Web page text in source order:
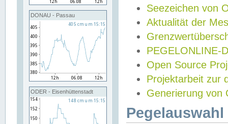
DONAU - Passau
ODER - Eisenhüttenstadt
Seezeichen von
Aktualität der
PEGELONLINE-
Open Source
Projektarbeit zur
Generierung von